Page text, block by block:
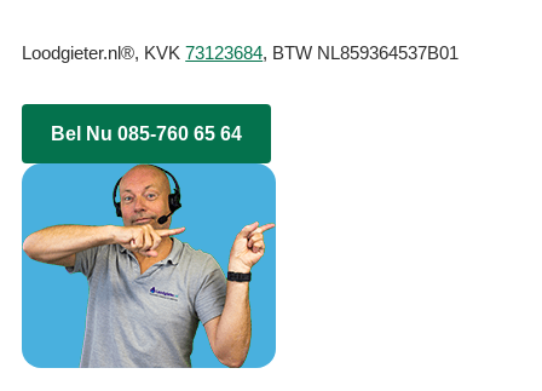
Loodgieter.nl®, KVK73123684, BTW NL859364537B01
Bel Nu 085-760 65 64